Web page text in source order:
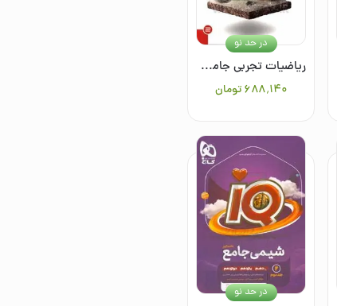
ریاضیات تجربی جامع کنکور: پایه دهم، یازدهم و دوازدهم (پاسخ تشریحی)
۶۸۸٬۱۴۰تومان
در حد نو
در حد نو